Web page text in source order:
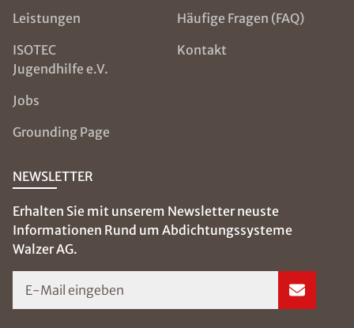
Leistungen
ISOTEC
Jugendhilfe e.V.
Jobs
Grounding Page
Häufige Fragen (FAQ)
Kontakt
NEWSLETTER
Erhalten Sie mit unserem Newsletter neuste
Informationen Rund um Abdichtungssysteme
Walzer AG.
E-Mail eingeben